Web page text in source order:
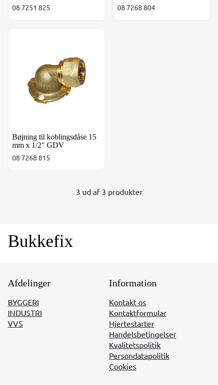
08 7251 825 08 7268 804
Bøjning til koblingsdåse 15
mm x 1/2" GDV
08 7268 815
3 ud af 3 produkter
Bukkefix
Afdelinger
BYGGERI
INDUSTRI
VVS
Information
Kontakt os
Kontaktformular
Hjertestarter
Handelsbetingelser
Kvalitetspolitik
Persondatapolitik
Cookies